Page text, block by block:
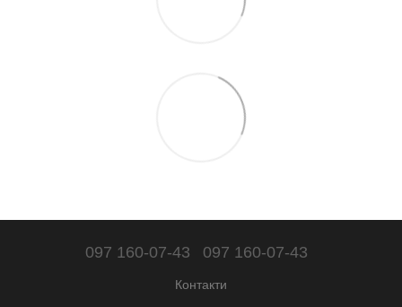
097 160-07-43 097 160-07-43
Контакти